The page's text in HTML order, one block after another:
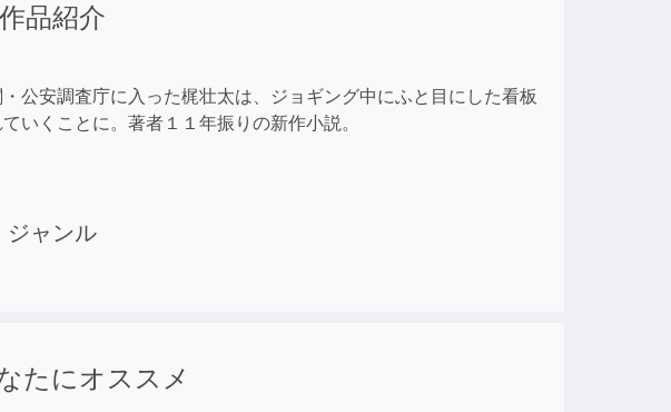
decrease
volume.
作品紹介
公安調査庁に入った梶壮太は、ジョギング中にふと目にした看板
いくことに。著者１１年振りの新作小説。
ジャンル
たにオススメ